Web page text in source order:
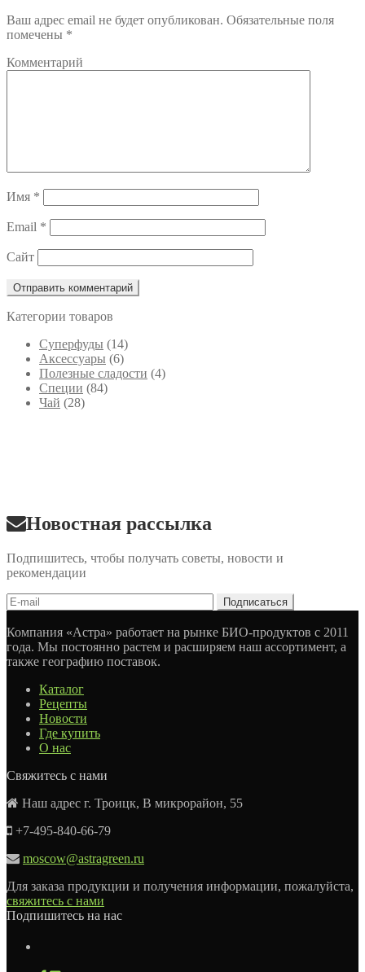
Ваш адрес email не будет опубликован. Обязательные поля
помечены *
Комментарий
Имя *
Email *
Сайт
Категории товаров
Cуперфуды (14)
Аксессуары (6)
Полезные сладости (4)
Специи (84)
Чай (28)
Новостная рассылка
Подпишитесь, чтобы получать советы, новости и
рекомендации
Компания «Астра» работает на рынке БИО-продуктов с 2011
года. Мы постоянно растем и расширяем наш ассортимент, а
также географию поставок.
Каталог
Рецепты
Новости
Где купить
О нас
Свяжитесь с нами
Наш адрес г. Троицк, В микрорайон, 55
+7-495-840-66-79
moscow@astragreen.ru
Для заказа продукции и получения информации, пожалуйста,
свяжитесь с нами
Подпишитесь на нас